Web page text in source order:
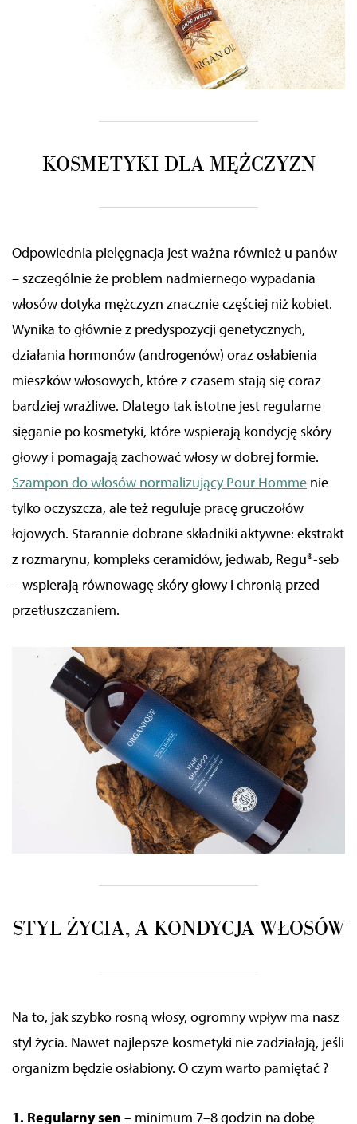
KOSMETYKI DLA MĘŻCZYZN
Odpowiednia pielęgnacja jest ważna również u panów
– szczególnie że problem nadmiernego wypadania
włosów dotyka mężczyzn znacznie częściej niż kobiet.
Wynika to głównie z predyspozycji genetycznych,
działania hormonów (androgenów) oraz osłabienia
mieszków włosowych, które z czasem stają się coraz
bardziej wrażliwe. Dlatego tak istotne jest regularne
sięganie po kosmetyki, które wspierają kondycję skóry
głowy i pomagają zachować włosy w dobrej formie.
Szampon do włosów normalizujący Pour Homme nie
tylko oczyszcza, ale też reguluje pracę gruczołów
łojowych. Starannie dobrane składniki aktywne: ekstrakt
z rozmarynu, kompleks ceramidów, jedwab, Regu®-seb
– wspierają równowagę skóry głowy i chronią przed
przetłuszczaniem.
STYL ŻYCIA, A KONDYCJA WŁOSÓW
Na to, jak szybko rosną włosy, ogromny wpływ ma nasz
styl życia. Nawet najlepsze kosmetyki nie zadziałają, jeśli
organizm będzie osłabiony. O czym warto pamiętać ?
1. Regularny sen – minimum 7–8 godzin na dobę